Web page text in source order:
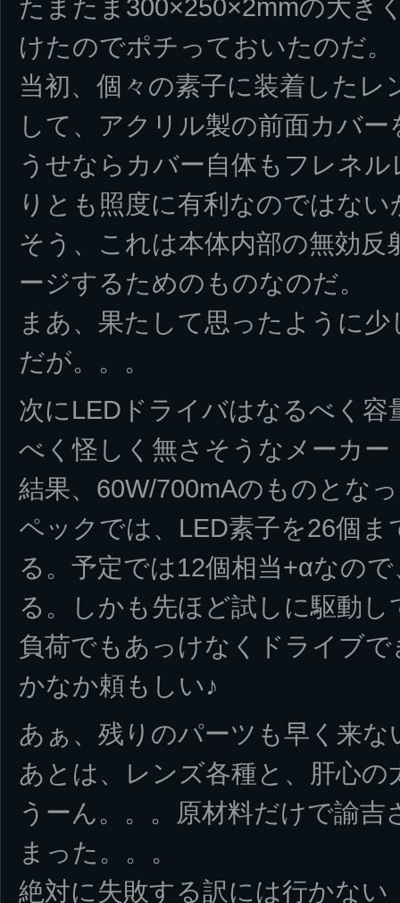
たまたま300×250×2mmの大き
けたのでポチっておいたのだ。
当初、個々の素子に装着した
して、アクリル製の前面カバ
うせならカバー自体もフレネ
りとも照度に有利なのではな
そう、これは本体内部の無効
ージするためのものなのだ。
まあ、果たして思ったように
だが。。。
次にLEDドライバはなるべく
べく怪しく無さそうなメーカ
結果、60W/700mAのものとな
ペックでは、LED素子を26個
る。予定では12個相当+αなの
る。しかも先ほど試しに駆動
負荷でもあっけなくドライブ
かなか頼もしい♪
あぁ、残りのパーツも早く来な
あとは、レンズ各種と、肝心の
うーん。。。原材料だけで諭
まった。。。
絶対に失敗する訳には行かない